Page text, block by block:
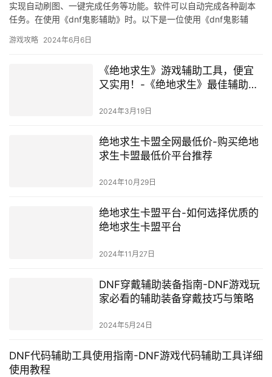
实现自动刷图、一键完成任务等功能。软件可以自动完成各种副本
任务。在使用《dnf鬼影辅助》时。以下是一位使用《dnf鬼影辅
游戏攻略 2024年6月6日
《绝地求生》游戏辅助工具，便宜
又实用！-《绝地求生》最佳辅助软
2024年3月19日
绝地求生卡盟全网最低价-购买绝地
求生卡盟最低价平台推荐
2024年10月29日
绝地求生卡盟平台-如何选择优质的
绝地求生卡盟平台
2024年11月27日
DNF穿戴辅助装备指南-DNF游戏玩
家必看的辅助装备穿戴技巧与策略
2024年5月24日
DNF代码辅助工具使用指南-DNF游戏代码辅助工具详细
使用教程